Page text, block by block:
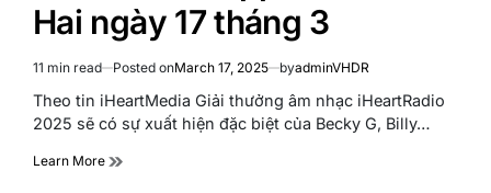
Hai ngày 17 tháng 3
Estimated
read
time
11 min read Posted onMarch 17, 2025 byadminVHDR
Theo tin iHeartMedia Giải thưởng âm nhạc iHeartRadio
2025 sẽ có sự xuất hiện đặc biệt của Becky G, Billy…
Learn More